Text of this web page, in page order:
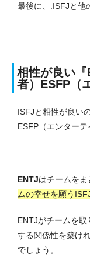
最後に、.ISFJと他
相性が良い
者）ESFP（
ISFJと相性が良い
ESFP（エンターテ
ENTJはチームをま
ムの幸せを願う
ENTJがチームを
する関係性を築け
でしょう。